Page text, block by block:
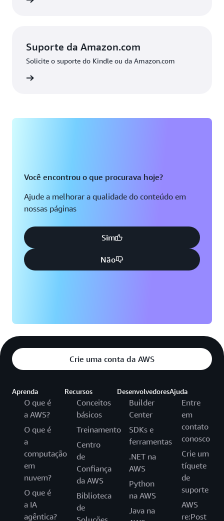
Suporte da Amazon.com
Solicite o suporte do Kindle ou da Amazon.com
Você encontrou o que procurava hoje?
Ajude a melhorar a qualidade do conteúdo em
nossas páginas
Sim
Não
Crie uma conta da AWS
Aprenda
O que é
a AWS?
O que é
a
computação
em
nuvem?
O que é
a IA
agêntica?
Recursos
Conceitos
básicos
Treinamento
Centro
de
Confiança
da AWS
Biblioteca
de
Desenvolvedores
Builder
Center
SDKs e
ferramentas
.NET na
AWS
Python
na AWS
Java na
Ajuda
Entre
em
contato
conosco
Crie um
tíquete
de
suporte
AWS
re:Post